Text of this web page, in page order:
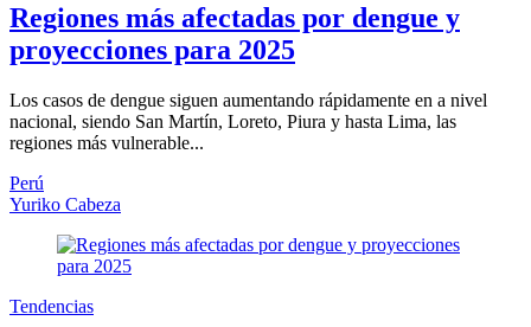
Regiones más afectadas por dengue y
proyecciones para 2025
Los casos de dengue siguen aumentando rápidamente en a nivel
nacional, siendo San Martín, Loreto, Piura y hasta Lima, las
regiones más vulnerable...
Perú
Yuriko Cabeza
Tendencias